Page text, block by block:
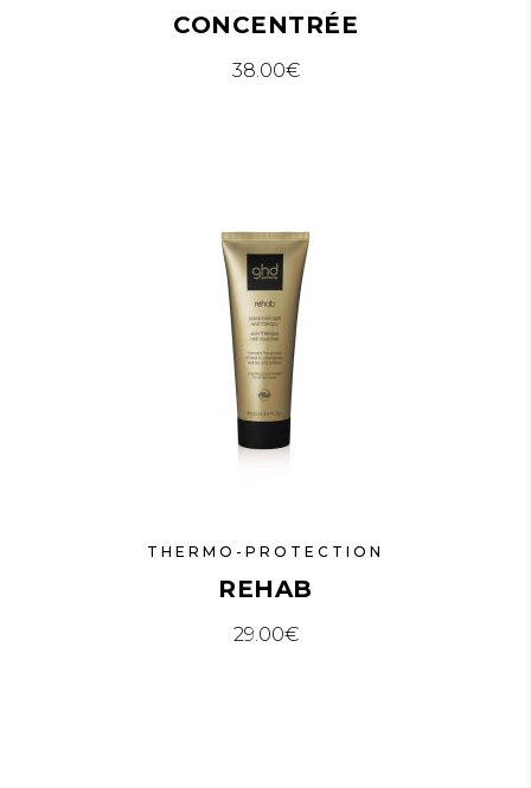
CONCENTRÉE
38.00€
THERMO-PROTECTION
REHAB
29.00€